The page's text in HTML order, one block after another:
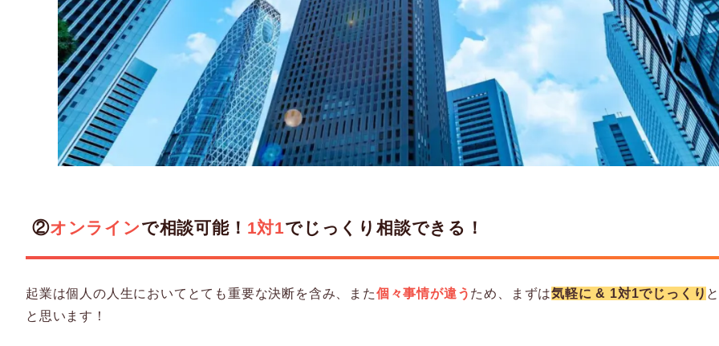
②オンラインで相談可能！ 1対1でじっくり相談できる！
起業は個人の人生においてとても重要な決断を含み、また個々事情が違う ため、まずは気軽に & 1対1でじっくり
と思います！